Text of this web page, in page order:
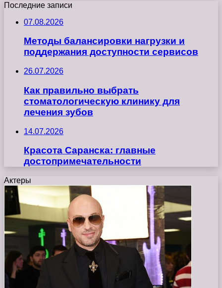
Последние записи
07.08.2026
Методы балансировки нагрузки и
поддержания доступности сервисов
26.07.2026
Как правильно выбрать
стоматологическую клинику для
лечения зубов
14.07.2026
Красота Саранска: главные
достопримечательности
Актеры